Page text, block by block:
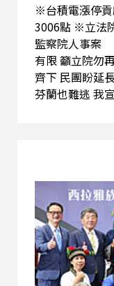
※台積電漲停
3006點 ※立法
監察院人事案
有限 籲立院
齊下 民團盼延
芬蘭也難逃 我
民眾車上避難
廠陸續拚復工